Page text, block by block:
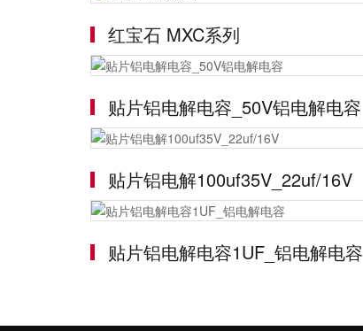
红宝石 MXC系列
贴片铝电解电容_50V铝电解电容
贴片铝电解100uf35V_22uf/16V
贴片铝电解电容1UF_铝电解电容